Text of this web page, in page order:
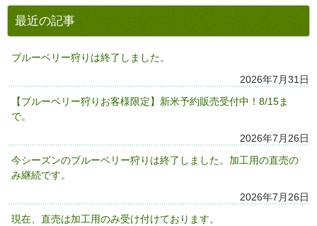
最近の記事
ブルーベリー狩りは終了しました。
2026年7月31日
【ブルーベリー狩りお客様限定】新米予約販売受付中！8/15ま
で。
2026年7月26日
今シーズンのブルーベリー狩りは終了しました。加工用の直売の
み継続です。
2026年7月26日
現在、直売は加工用のみ受け付けております。